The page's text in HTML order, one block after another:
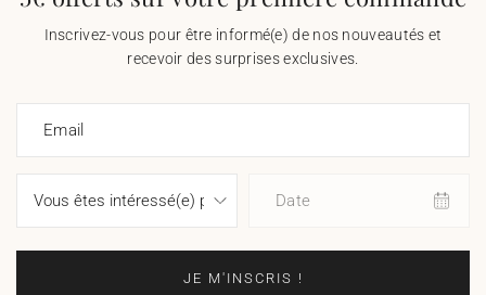
Inscrivez-vous pour être informé(e) de nos nouveautés et
recevoir des surprises exclusives.
Email
Date
JE M'INSCRIS !